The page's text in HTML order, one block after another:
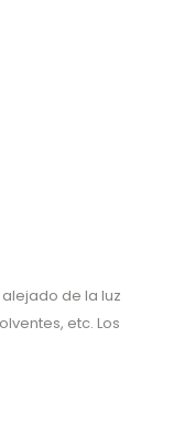
de la luz
etc. Los